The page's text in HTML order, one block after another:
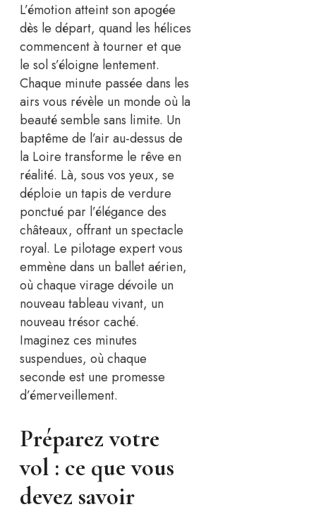
L’émotion atteint son apogée
dès le départ, quand les hélices
commencent à tourner et que
le sol s’éloigne lentement.
Chaque minute passée dans les
airs vous révèle un monde où la
beauté semble sans limite. Un
baptême de l’air au-dessus de
la Loire transforme le rêve en
réalité. Là, sous vos yeux, se
déploie un tapis de verdure
ponctué par l’élégance des
châteaux, offrant un spectacle
royal. Le pilotage expert vous
emmène dans un ballet aérien,
où chaque virage dévoile un
nouveau tableau vivant, un
nouveau trésor caché.
Imaginez ces minutes
suspendues, où chaque
seconde est une promesse
d’émerveillement.
Préparez votre
vol : ce que vous
devez savoir